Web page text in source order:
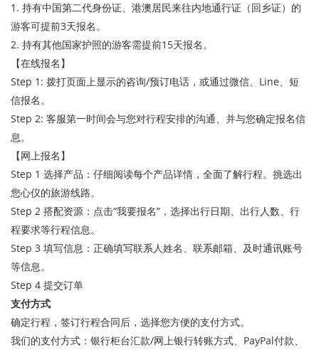
1. 持有中国第二代身份证、港澳居民来往内地通行证（回乡证）的
游客可提前3天报名。
2. 持有其他国家护照的游客需提前15天报名。
【在线报名】
Step 1: 拨打页面上显示的咨询/预订电话，或通过微信、Line、短
信报名。
Step 2: 客服第一时间会与您对行程安排的沟通、并与您确定报名信
息。
【网上报名】
Step 1 选择产品：仔细阅读每个产品详情，全面了解行程。挑选出
您心仪的旅游线路。
Step 2 搭配资源：点击“我要报名”，选择出行日期、出行人数、行
程要求等行程信息。
Step 3 填写信息：正确填写联系人姓名、联系邮箱、及时通讯账号
等信息。
Step 4 提交订单
支付方式
确定行程，签订行程合同后，选择您方便的支付方式。
我们的支付方式：银行柜台汇款/网上银行转账方式、PayPal付款、